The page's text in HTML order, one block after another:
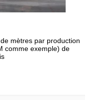
mètres par production
comme exemple) de